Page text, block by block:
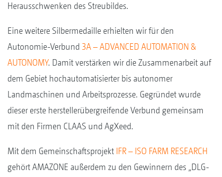
Herausschwenken des Streubildes.
Eine weitere Silbermedaille erhielten wir für den
Autonomie-Verbund 3A – ADVANCED AUTOMATION &
AUTONOMY. Damit verstärken wir die Zusammenarbeit auf
dem Gebiet hochautomatisierter bis autonomer
Landmaschinen und Arbeitsprozesse. Gegründet wurde
dieser erste herstellerübergreifende Verbund gemeinsam
mit den Firmen CLAAS und AgXeed.
Mit dem Gemeinschaftsprojekt IFR – ISO FARM RESEARCH
gehört AMAZONE außerdem zu den Gewinnern des „DLG-